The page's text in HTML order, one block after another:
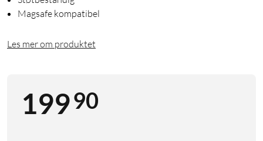
Magsafe kompatibel
Les mer om produktet
19990